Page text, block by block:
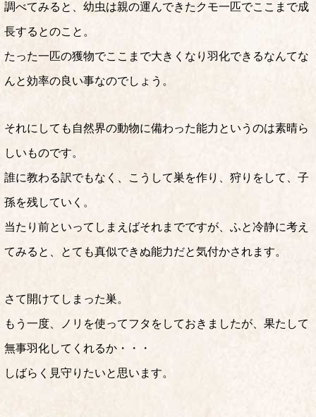
調べてみると、幼虫は親の運んできたクモ一匹でここまで成
長するとのこと。
たった一匹の獲物でここまで大きくなり羽化できるなんてな
んと効率の良い事なのでしょう。
それにしても自然界の動物に備わった能力というのは素晴ら
しいものです。
誰に教わる訳でもなく、こうして巣を作り、狩りをして、子
孫を残していく。
当たり前といってしまえばそれまでですが、ふと冷静に考え
てみると、とても真似できぬ能力だと気付かされます。
さて開けてしまった巣。
もう一度、ノリを使ってフタをしておきましたが、果たして
無事羽化してくれるか・・・
しばらく見守りたいと思います。